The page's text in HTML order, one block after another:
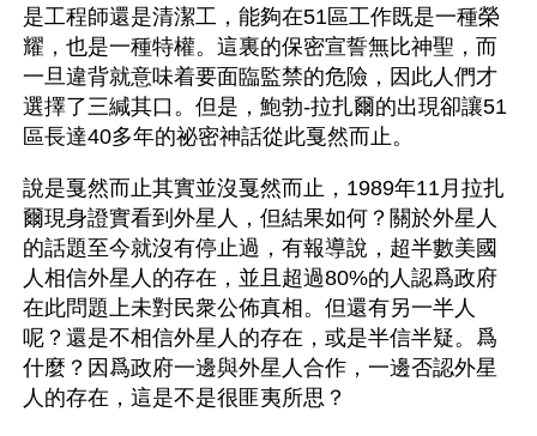
是工程師還是清潔工，能夠在51區工作既是一種榮
耀，也是一種特權。這裏的保密宣誓無比神聖，而
一旦違背就意味着要面臨監禁的危險，因此人們才
選擇了三緘其口。但是，鮑勃-拉扎爾的出現卻讓51
區長達40多年的祕密神話從此戛然而止。
說是戛然而止其實並沒戛然而止，1989年11月拉扎
爾現身證實看到外星人，但結果如何？關於外星人
的話題至今就沒有停止過，有報導說，超半數美國
人相信外星人的存在，並且超過80%的人認爲政府
在此問題上未對民衆公佈真相。但還有另一半人
呢？還是不相信外星人的存在，或是半信半疑。爲
什麼？因爲政府一邊與外星人合作，一邊否認外星
人的存在，這是不是很匪夷所思？